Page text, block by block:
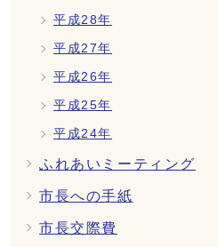
平成28年
平成27年
平成26年
平成25年
平成24年
ふれあいミーティング
市長への手紙
市長交際費